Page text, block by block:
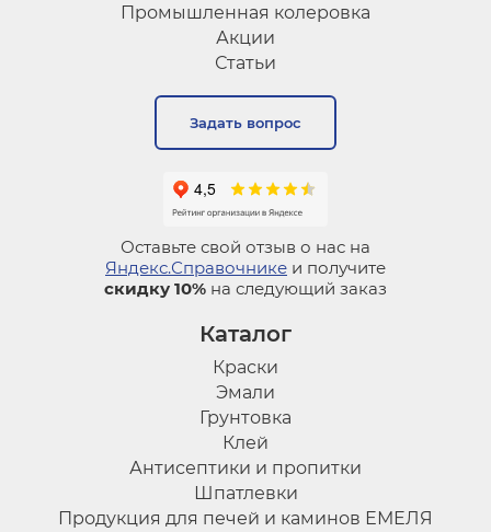
Промышленная колеровка
Акции
Статьи
Задать вопрос
Оставьте свой отзыв о нас на
Яндекс.Справочнике и получите
скидку 10% на следующий заказ
Каталог
Краски
Эмали
Грунтовка
Клей
Антисептики и пропитки
Шпатлевки
Продукция для печей и каминов ЕМЕЛЯ